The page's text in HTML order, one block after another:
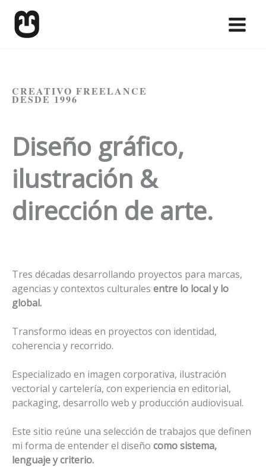
content
CREATIVO FREELANCE
DESDE 1996
Diseño gráfico,
ilustración &
dirección de arte.
Tres décadas desarrollando proyectos para marcas,
agencias y contextos culturales entre lo local y lo
global.
Transformo ideas en proyectos con identidad,
coherencia y recorrido.
Especializado en imagen corporativa, ilustración
vectorial y cartelería, con experiencia en editorial,
packaging, desarrollo web y producción audiovisual.
Este sitio reúne una selección de trabajos que definen
mi forma de entender el diseño como sistema,
lenguaje y criterio.